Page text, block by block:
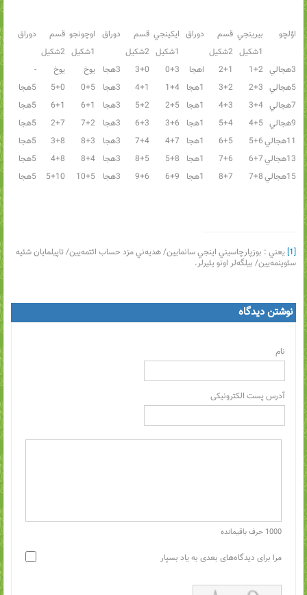
اؤلچو بيرينجي قسم دوراق ايکينجي قسم دوراق اوچونجو قسم
دوراق
1شکيل
2شکيل 1شکيل 2شکيل 1شکيل
2شکيل
3هجالي
1+2
2+1 اهجا 0+3
3+0 3هجا يوخ يوخ
-
5هجالي
2+3
3+2 1هجا 1+4
4+1 3هجا 0+5
5+0
5هجا
7هجالي
3+4
4+3 1هجا 2+5
5+2 3هجا 6+1
6+1
5هجا
9هجالي
4+5
5+4 1هجا 3+6
6+3 3هجا 7+2
2+7
5هجا
11هجالي
5+6
6+5 1هجا 4+7
7+4 3هجا 8+3
3+8
5هجا
13هجالي
6+7
7+6 1هجا 5+8
8+5 3هجا 8+4
4+8
5هجا
15هجالي
7+8
8+7 1هجا 6+9
9+6 3هجا 10+5
5+10 5هجا
[1]
يعني : بوزپارچاسيني اينجي سانمايين/ هديه‌ني مزد حساب ائتمه‌يين/ تاپيلمايان شئيه
سئوينمه‌يين/ بيلگه‌لر اونو يئيرلر.
نوشتن دیدگاه
نام
آدرس پست الکترونیکی
1000 حرف باقیمانده
مرا برای دیدگاه‌های بعدی به یاد بسپار